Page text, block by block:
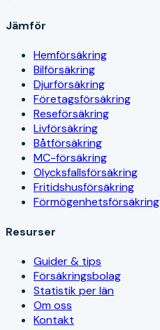
Jämför
Hemförsäkring
Bilförsäkring
Djurförsäkring
Företagsförsäkring
Reseförsäkring
Livförsäkring
Båtförsäkring
MC-försäkring
Olycksfallsförsäkring
Fritidshusförsäkring
Förmögenhetsförsäkring
Resurser
Guider & tips
Försäkringsbolag
Statistik per län
Om oss
Kontakt